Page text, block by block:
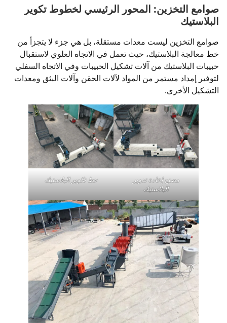
صوامع التخزين: المحور الرئيسي لخطوط تكوير
البلاستيك
صوامع التخزين ليست معدات مستقلة، بل هي جزء لا يتجزأ من
خط معالجة البلاستيك، حيث تعمل في الاتجاه العلوي لاستقبال
حبيبات البلاستيك من آلات تشكيل الحبيبات وفي الاتجاه السفلي
لتوفير إمداد مستمر من المواد لآلات الحقن وآلات البثق ومعدات
التشكيل الأخرى.
مصنع إعادة تدوير
البلاستيك
خط تكوير البلاستيك